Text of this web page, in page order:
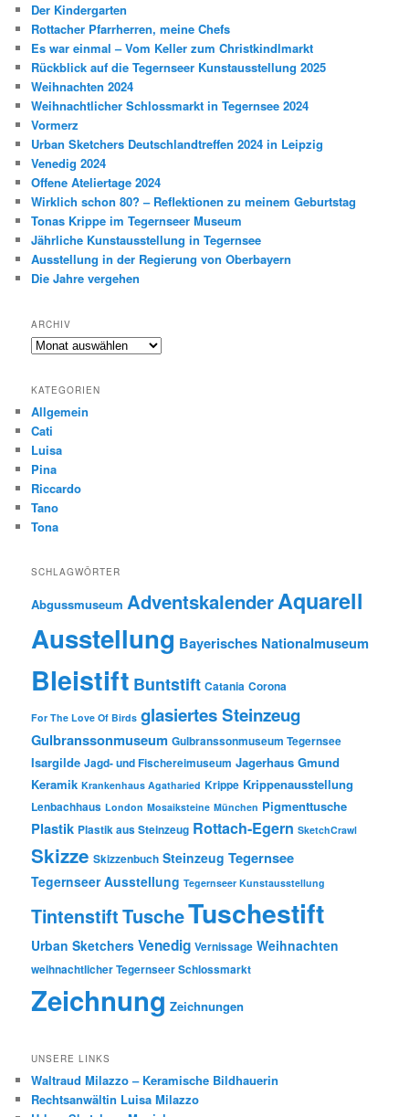
Der Kindergarten
Rottacher Pfarrherren, meine Chefs
Es war einmal – Vom Keller zum Christkindlmarkt
Rückblick auf die Tegernseer Kunstausstellung 2025
Weihnachten 2024
Weihnachtlicher Schlossmarkt in Tegernsee 2024
Vormerz
Urban Sketchers Deutschlandtreffen 2024 in Leipzig
Venedig 2024
Offene Ateliertage 2024
Wirklich schon 80? – Reflektionen zu meinem Geburtstag
Tonas Krippe im Tegernseer Museum
Jährliche Kunstausstellung in Tegernsee
Ausstellung in der Regierung von Oberbayern
Die Jahre vergehen
ARCHIV
Archiv
KATEGORIEN
Allgemein
Cati
Luisa
Pina
Riccardo
Tano
Tona
SCHLAGWÖRTER
Abgussmuseum AdventskalenderAquarell
Ausstellung Bayerisches Nationalmuseum
Bleistift Buntstift Catania Corona
For The Love Of Birds glasiertes Steinzeug
Gulbranssonmuseum Gulbranssonmuseum Tegernsee
Isargilde Jagd- und Fischereimuseum Jagerhaus Gmund
Keramik Krankenhaus Agatharied Krippe Krippenausstellung
Lenbachhaus London Mosaiksteine München Pigmenttusche
Plastik Plastik aus Steinzeug Rottach-Egern SketchCrawl
Skizze Skizzenbuch Steinzeug Tegernsee
Tegernseer Ausstellung Tegernseer Kunstausstellung
TintenstiftTuscheTuschestift
Urban Sketchers Venedig Vernissage Weihnachten
weihnachtlicher Tegernseer Schlossmarkt
Zeichnung Zeichnungen
UNSERE LINKS
Waltraud Milazzo – Keramische Bildhauerin
Rechtsanwältin Luisa Milazzo